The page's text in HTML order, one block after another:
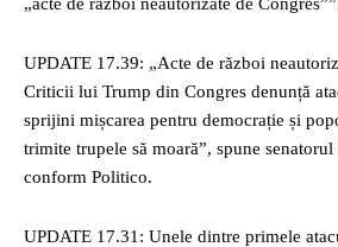
UPDATE 17.39: „Acte de război
Criticii lui Trump din Congres denunță
sprijini mișcarea pentru democrație și
trimite trupele să moară”, spune
conform Politico.
UPDATE 17.31: Unele dintre primele